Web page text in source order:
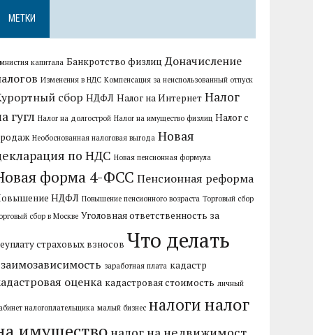
МЕТКИ
капитала Банкротство физлиц Доначисление
Изменения в НДС Компенсация за неиспользованный отпуск
сбор НДФЛ Налог на Интернет Налог
гугл Налог на долгострой Налог на имущество физлиц Налог с
Необоснованная налоговая выгода Новая
по НДС Новая пенсионная формула
форма 4-ФСС Пенсионная реформа
НДФЛ Повышение пенсионного возраста Торговый сбор
сбор в Москве Уголовная ответственность за
страховых взносов Что делать
заработная плата кадастр
оценка кадастровая стоимость личный
налогоплательщика малый бизнес налоги налог